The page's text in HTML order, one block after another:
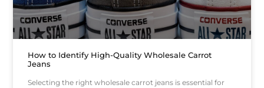
How to Identify High-Quality Wholesale Carrot
Jeans
Selecting the right wholesale carrot jeans is essential for